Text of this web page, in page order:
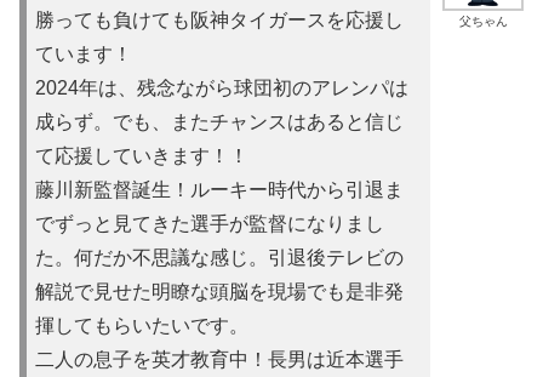
父ちゃん
勝っても負けても阪神タイガースを応援し
ています！
2024年は、残念ながら球団初のアレンパは
成らず。でも、またチャンスはあると信じ
て応援していきます！！
藤川新監督誕生！ルーキー時代から引退ま
でずっと見てきた選手が監督になりまし
た。何だか不思議な感じ。引退後テレビの
解説で見せた明瞭な頭脳を現場でも是非発
揮してもらいたいです。
二人の息子を英才教育中！長男は近本選手